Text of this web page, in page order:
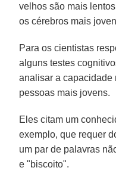
velhos são mais
os cérebros mais
Para os cientistas
alguns testes
analisar a capacidade
pessoas mais jovens.
Eles citam um
exemplo, que requer
um par de palavras
e "biscoito".